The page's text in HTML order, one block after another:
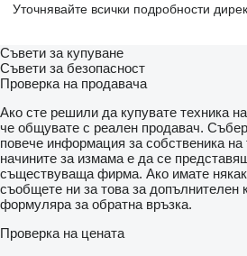
Уточнявайте всички подробности
Съвети за купуване
Съвети за безопасност
Проверка на продавача
Ако сте решили да купувате техника
че общувате с реален продавач.
повече информация за собственика на
начините за измама е да се
съществуваща фирма. Ако имате
съобщете ни за това за допълнителен
формуляра за обратна връзка.
Проверка на цената